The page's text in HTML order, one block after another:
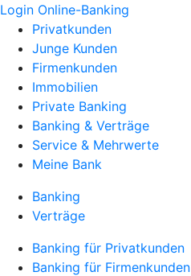
Login Online-Banking
Privatkunden
Junge Kunden
Firmenkunden
Immobilien
Private Banking
Banking & Verträge
Service & Mehrwerte
Meine Bank
Banking
Verträge
Banking für Privatkunden
Banking für Firmenkunden